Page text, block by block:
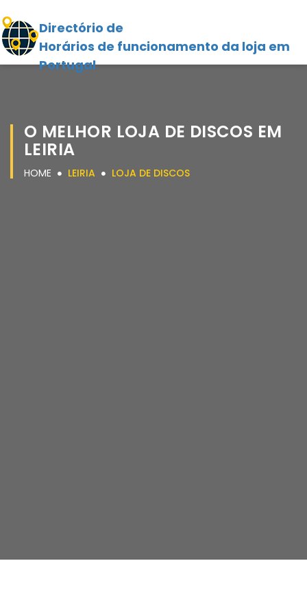
Directório de
Horários de funcionamento da loja em
Portugal
O MELHOR LOJA DE DISCOS EM
LEIRIA
HOME LEIRIA LOJA DE DISCOS